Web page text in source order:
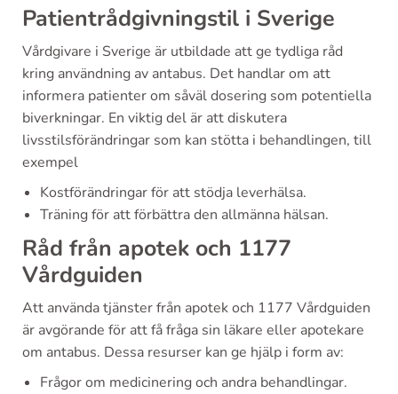
Patientrådgivningstil i Sverige
Vårdgivare i Sverige är utbildade att ge tydliga råd
kring användning av antabus. Det handlar om att
informera patienter om såväl dosering som potentiella
biverkningar. En viktig del är att diskutera
livsstilsförändringar som kan stötta i behandlingen, till
exempel
Kostförändringar för att stödja leverhälsa.
Träning för att förbättra den allmänna hälsan.
Råd från apotek och 1177
Vårdguiden
Att använda tjänster från apotek och 1177 Vårdguiden
är avgörande för att få fråga sin läkare eller apotekare
om antabus. Dessa resurser kan ge hjälp i form av:
Frågor om medicinering och andra behandlingar.